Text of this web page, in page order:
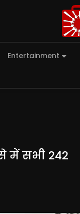
Entertainment
में सभी 242